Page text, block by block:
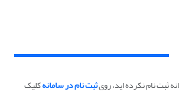
ثبت نام نکرده اید، رویثبت نام در سامانهکلیک